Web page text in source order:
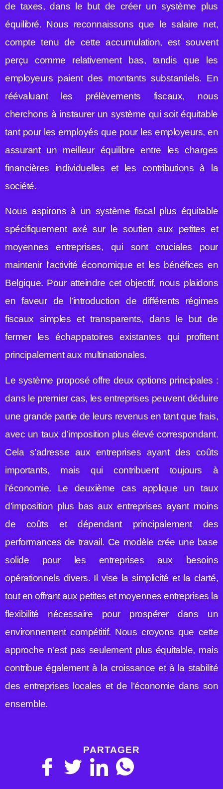
de taxes, dans le but de créer un système plus
équilibré. Nous reconnaissons que le salaire net,
compte tenu de cette accumulation, est souvent
perçu comme relativement bas, tandis que les
employeurs paient des montants substantiels. En
réévaluant les prélèvements fiscaux, nous
cherchons à instaurer un système qui soit équitable
tant pour les employés que pour les employeurs, en
assurant un meilleur équilibre entre les charges
financières individuelles et les contributions à la
société.
Nous aspirons à un système fiscal plus équitable
spécifiquement axé sur le soutien aux petites et
moyennes entreprises, qui sont cruciales pour
maintenir l’activité économique et les bénéfices en
Belgique. Pour atteindre cet objectif, nous plaidons
en faveur de l’introduction de différents régimes
fiscaux simples et transparents, dans le but de
fermer les échappatoires existantes qui profitent
principalement aux multinationales.
Le système proposé offre deux options principales :
dans le premier cas, les entreprises peuvent déduire
une grande partie de leurs revenus en tant que frais,
avec un taux d’imposition plus élevé correspondant.
Cela s’adresse aux entreprises ayant des coûts
importants, mais qui contribuent toujours à
l’économie. Le deuxième cas applique un taux
d’imposition plus bas aux entreprises ayant moins
de coûts et dépendant principalement des
performances de travail. Ce modèle crée une base
solide pour les entreprises aux besoins
opérationnels divers. Il vise la simplicité et la clarté,
tout en offrant aux petites et moyennes entreprises la
flexibilité nécessaire pour prospérer dans un
environnement compétitif. Nous croyons que cette
approche n’est pas seulement plus équitable, mais
contribue également à la croissance et à la stabilité
des entreprises locales et de l’économie dans son
ensemble.
PARTAGER